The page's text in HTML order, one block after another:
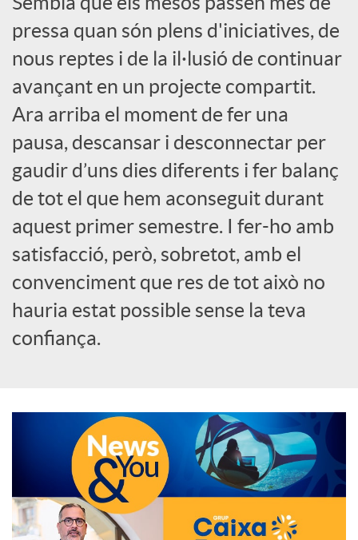
e
s
S
o
c
i
l
s
pressa quan són plens d'iniciatives, de
nous reptes i de la il·lusió de continuar
avançant en un projecte compartit.
Ara arriba el moment de fer una
pausa, descansar i desconnectar per
gaudir d’uns dies diferents i fer balanç
de tot el que hem aconseguit durant
aquest primer semestre. I fer-ho amb
satisfacció, però, sobretot, amb el
convenciment que res de tot això no
hauria estat possible sense la teva
confiança.